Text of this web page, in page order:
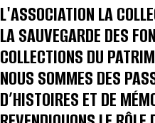
L'ASSOCIATION LA
LA SAUVEGARDE DES
COLLECTIONS DU
NOUS SOMMES DES
D’HISTOIRES ET DE